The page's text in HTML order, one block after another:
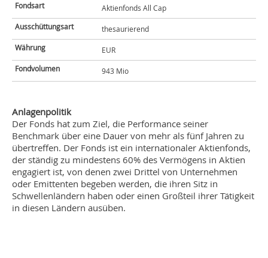
Fondsart
Aktienfonds All Cap
Ausschüttungsart
thesaurierend
Währung
EUR
Fondvolumen
943 Mio
Anlagenpolitik
Der Fonds hat zum Ziel, die Performance seiner
Benchmark über eine Dauer von mehr als fünf Jahren zu
übertreffen. Der Fonds ist ein internationaler Aktienfonds,
der ständig zu mindestens 60% des Vermögens in Aktien
engagiert ist, von denen zwei Drittel von Unternehmen
oder Emittenten begeben werden, die ihren Sitz in
Schwellenländern haben oder einen Großteil ihrer Tätigkeit
in diesen Ländern ausüben.